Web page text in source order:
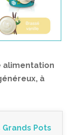
alimentation
à
Pots